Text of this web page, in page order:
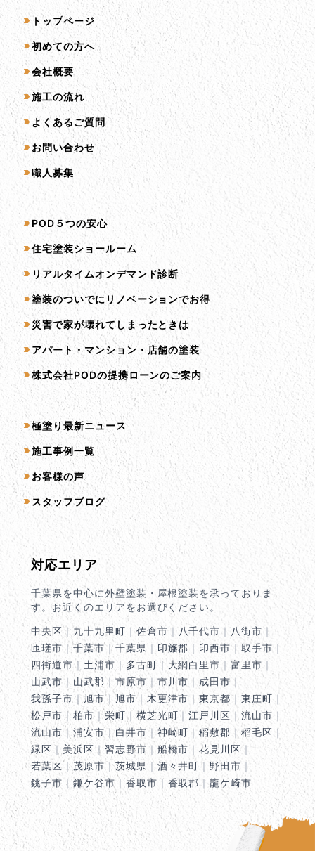
サイトマップ
トップページ
初めての方へ
会社概要
施工の流れ
よくあるご質問
お問い合わせ
職人募集
サービス一覧
POD５つの安心
住宅塗装ショールーム
リアルタイムオンデマンド診断
塗装のついでにリノベーションでお得
災害で家が壊れてしまったときは
アパート・マンション・店舗の塗装
株式会社PODの提携ローンのご案内
コンテンツ一覧
極塗り最新ニュース
施工事例一覧
お客様の声
スタッフブログ
対応エリア
千葉県を中心に外壁塗装・屋根塗装を承っておりま
す。お近くのエリアをお選びください。
中央区｜九十九里町 ｜ 佐倉市 ｜八千代市 ｜ 八街市 ｜
匝瑳市｜千葉市｜千葉県 ｜ 印旛郡 ｜ 印西市｜取手市 ｜
四街道市 ｜ 土浦市 ｜ 多古町 ｜ 大網白里市 ｜富里市 ｜
山武市 ｜ 山武郡｜ 市原市｜ 市川市 ｜ 成田市 ｜
我孫子市｜ 旭市｜旭市｜ 木更津市 ｜東京都｜東庄町 ｜
松戸市 ｜ 柏市｜栄町｜ 横芝光町｜江戸川区 ｜流山市｜
流山市 ｜ 浦安市｜ 白井市 ｜神崎町 ｜稲敷郡 ｜稲毛区 ｜
緑区 ｜ 美浜区 ｜ 習志野市 ｜ 船橋市 ｜花見川区 ｜
若葉区｜ 茂原市 ｜茨城県 ｜ 酒々井町 ｜ 野田市 ｜
銚子市 ｜ 鎌ケ谷市｜香取市 ｜ 香取郡 ｜龍ケ崎市